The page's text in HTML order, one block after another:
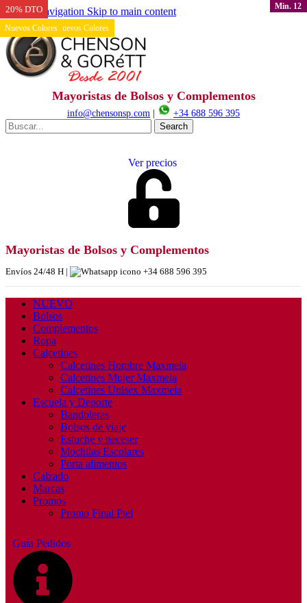
Skip to navigation Skip to main content
Mayoristas de Bolsos y Complementos
info@chensonsp.com
+34 688 596 395
Search
Ver precios
Mayoristas de Bolsos y Complementos
Envíos 24/48 H | +34 688 596 395
NUEVO
Bolsos
Complementos
Ropa
Calcetines
Calcetines Hombre Maxmeia
Calcetines Mujer Maxmeia
Calcetines Unisex Maxmeia
Escuela y Deporte
Bandoleras
Bolsos de viaje
Estuche y neceser
Mochilas Escolares
Porta alimentos
Calzado
Marcas
Promos
Promo Final Piel
Guía Pedidos
Min. 2
Nuevos Colores
Nuevos Colores
20% DTO Min. 12
Nuevos Colores
20% DTO
20% DTO
20% DTO
Nuevos Colores
20% DTO
Nuevos Colores
Nuevos Colores
20% DTO